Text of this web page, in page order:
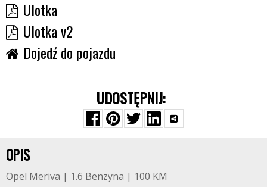
Ulotka
Ulotka v2
Dojedź do pojazdu
UDOSTĘPNIJ:
OPIS
Opel Meriva | 1.6 Benzyna | 100 KM